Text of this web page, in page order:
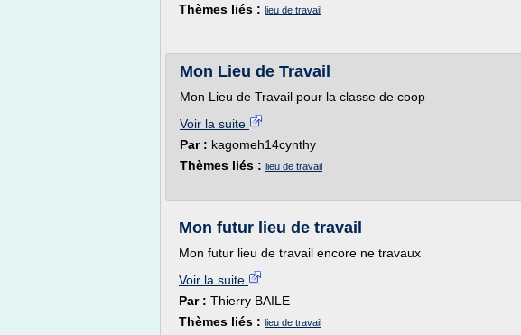
Thèmes liés : lieu de travail
Mon Lieu de Travail
Mon Lieu de Travail pour la classe de coop
Voir la suite
Par : kagomeh14cynthy
Thèmes liés : lieu de travail
Mon futur lieu de travail
Mon futur lieu de travail encore ne travaux
Voir la suite
Par : Thierry BAILE
Thèmes liés : lieu de travail